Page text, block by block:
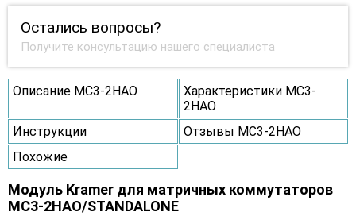
Остались вопросы?
Получите консультацию нашего специалиста
Описание MC3-2HAO
Характеристики MC3-
2HAO
Инструкции
Отзывы MC3-2HAO
Похожие
Модуль Kramer для матричных коммутаторов
MC3-2HAO/STANDALONE